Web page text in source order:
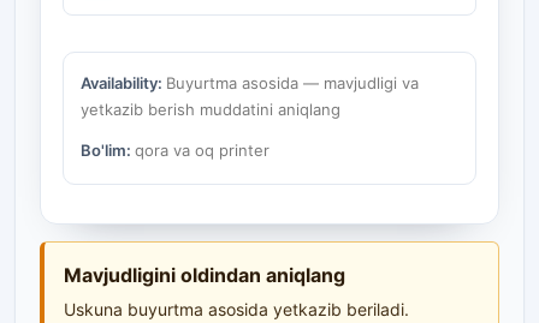
Availability: Buyurtma asosida — mavjudligi va
yetkazib berish muddatini aniqlang
Bo'lim: qora va oq printer
Mavjudligini oldindan aniqlang
Uskuna buyurtma asosida yetkazib beriladi.